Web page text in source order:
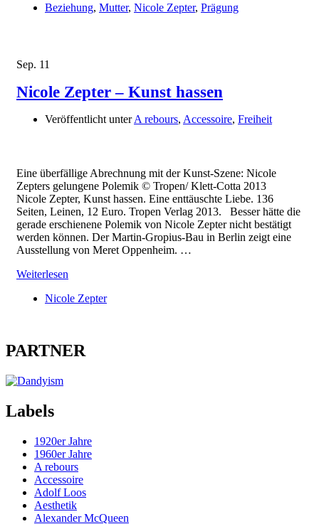
Beziehung, Mutter, Nicole Zepter, Prägung
Sep. 11
Nicole Zepter – Kunst hassen
Veröffentlicht unterA rebours, Accessoire, Freiheit
Eine überfällige Abrechnung mit der Kunst-Szene: Nicole
Zepters gelungene Polemik © Tropen/ Klett-Cotta 2013
Nicole Zepter, Kunst hassen. Eine enttäuschte Liebe. 136
Seiten, Leinen, 12 Euro. Tropen Verlag 2013. Besser hätte die
gerade erschienene Polemik von Nicole Zepter nicht bestätigt
werden können. Der Martin-Gropius-Bau in Berlin zeigt eine
Ausstellung von Meret Oppenheim. …
Weiterlesen
Nicole Zepter
PARTNER
Labels
1920er Jahre
1960er Jahre
A rebours
Accessoire
Adolf Loos
Aesthetik
Alexander McQueen